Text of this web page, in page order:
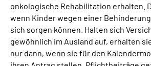
onkologische Rehabilitation erhalten.
wenn Kinder wegen einer
sich sorgen können. Halten sich
gewöhnlich im Ausland auf, erhalten
nur dann, wenn sie für den